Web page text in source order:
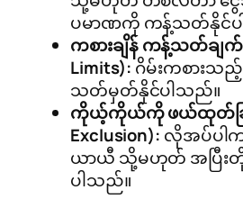
ပမာဏကို ကန့်သတ်နိုင်
ကစားချိန် ကန့်သတ်ချက်မ
Limits): ဂိမ်းကစားသ
သတ်မှတ်နိုင်ပါသည်။
ကိုယ့်ကိုယ်ကို ဖယ်ထုတ်ခြင်
Exclusion): လိုအပ်ပါ
ယာယီ သို့မဟုတ် အပြီးတို
ပါသည်။